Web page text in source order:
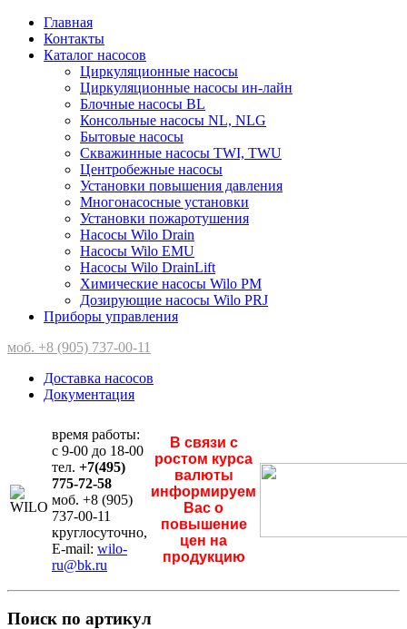
Главная
Контакты
Каталог насосов
Циркуляционные насосы
Циркуляционные насосы ин-лайн
Блочные насосы BL
Консольные насосы NL, NLG
Бытовые насосы
Скважинные насосы TWI, TWU
Центробежные насосы
Установки повышения давления
Многонасосные установки
Установки пожаротушения
Насосы Wilo Drain
Насосы Wilo EMU
Насосы Wilo DrainLift
Химические насосы Wilo PM
Дозирующие насосы Wilo PRJ
Приборы управления
моб. +8 (905) 737-00-11
Доставка насосов
Документация
время работы:
с 9-00 до 18-00
тел. +7(495)
775-72-58
моб. +8 (905)
737-00-11
круглосуточно,
E-mail: wilo-
ru@bk.ru
В связи с
ростом курса
валюты
информируем
Вас о
повышение
цен на
продукцию
Поиск по артикул